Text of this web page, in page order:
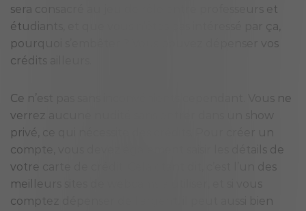
sera consacré au jeu de rôle entre professeurs et
étudiants, et que vous n’êtes pas intéressé par ça,
pourquoi s’embêter ? Vous pouvez dépenser vos
crédits ailleurs.
Ce n’est pas sans inconvénients cependant. Vous ne
verrez aucune nudité sans entrer dans un show
privé, ce qui nécessite des crédits. Pour créer un
compte, vous devez également saisir les détails de
votre carte de crédit. Cela étant dit, c’est l’un des
meilleurs sites de webcams à utiliser, et si vous
comptez dépenser de l’argent, il peut aussi bien